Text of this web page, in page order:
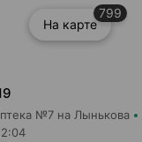
На карте
799
№7 на Лынькова